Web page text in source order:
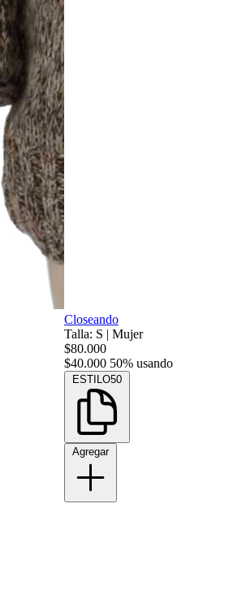
Closeando
Talla: S | Mujer
$80.000
$40.000 50% usando
ESTILO50
Agregar